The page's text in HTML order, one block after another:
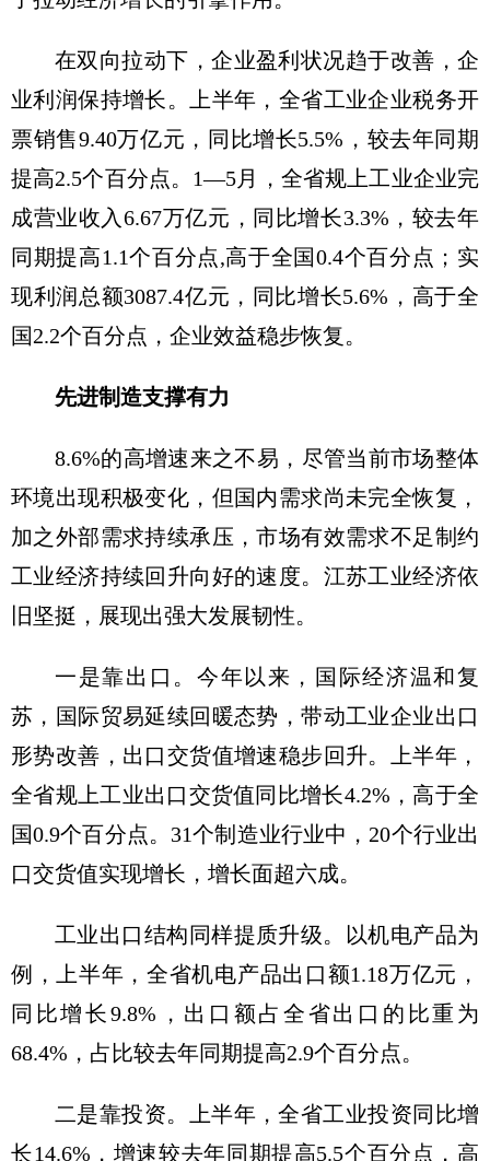
在双向拉动下，企业盈利状况趋于改善，企
业利润保持增长。上半年，全省工业企业税务开
票销售9.40万亿元，同比增长5.5%，较去年同期
提高2.5个百分点。1—5月，全省规上工业企业完
成营业收入6.67万亿元，同比增长3.3%，较去年
同期提高1.1个百分点,高于全国0.4个百分点；实
现利润总额3087.4亿元，同比增长5.6%，高于全
国2.2个百分点，企业效益稳步恢复。
先进制造支撑有力
8.6%的高增速来之不易，尽管当前市场整体
环境出现积极变化，但国内需求尚未完全恢复，
加之外部需求持续承压，市场有效需求不足制约
工业经济持续回升向好的速度。江苏工业经济依
旧坚挺，展现出强大发展韧性。
一是靠出口。今年以来，国际经济温和复
苏，国际贸易延续回暖态势，带动工业企业出口
形势改善，出口交货值增速稳步回升。上半年，
全省规上工业出口交货值同比增长4.2%，高于全
国0.9个百分点。31个制造业行业中，20个行业出
口交货值实现增长，增长面超六成。
工业出口结构同样提质升级。以机电产品为
例，上半年，全省机电产品出口额1.18万亿元，
同比增长9.8%，出口额占全省出口的比重为
68.4%，占比较去年同期提高2.9个百分点。
二是靠投资。上半年，全省工业投资同比增
长14.6%，增速较去年同期提高5.5个百分点，高